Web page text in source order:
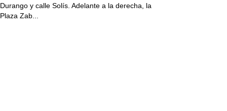
Durango y calle Solís. Adelante a la derecha, la
Plaza Zab...